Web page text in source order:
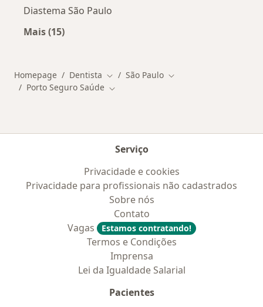
Diastema São Paulo
Mais (15)
Homepage Dentista Mudar de cidade
São Paulo Mudar de cidade
Porto Seguro Saúde Mudar de cidade
Serviço
Privacidade e cookies
Privacidade para profissionais não cadastrados
Sobre nós
Contato
Vagas
Estamos contratando!
Termos e Condições
Imprensa
Lei da Igualdade Salarial
Pacientes